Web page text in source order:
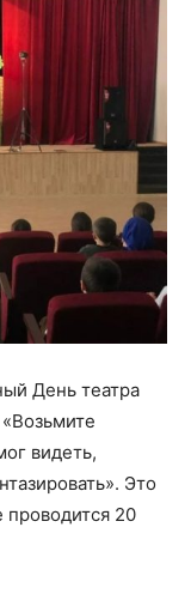
День театра
видеть,
Это
20